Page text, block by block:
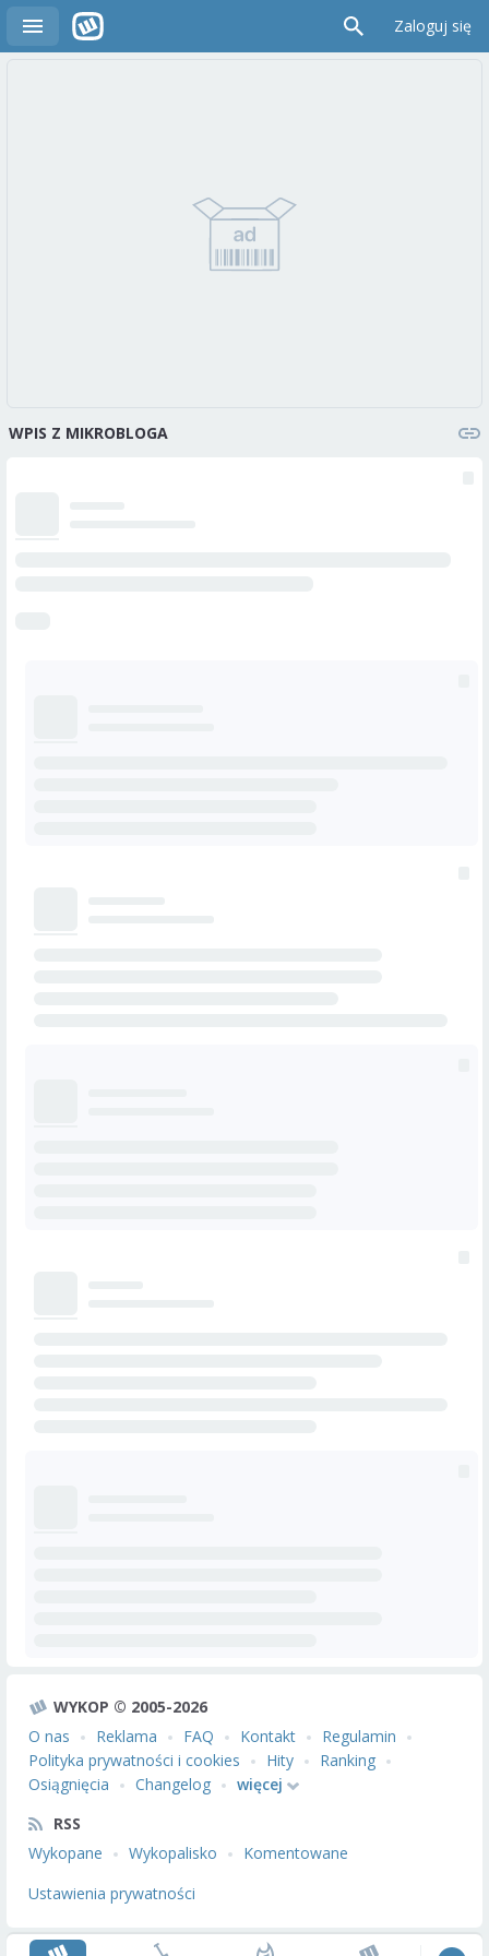
Zaloguj się
WPIS Z MIKROBLOGA
WYKOP © 2005-2026
O nas
Reklama FAQ Kontakt
Regulamin
Polityka prywatności i cookies
Hity
Ranking
Osiągnięcia
Changelog
więcej
RSS
Wykopane
Wykopalisko
Komentowane
Ustawienia prywatności